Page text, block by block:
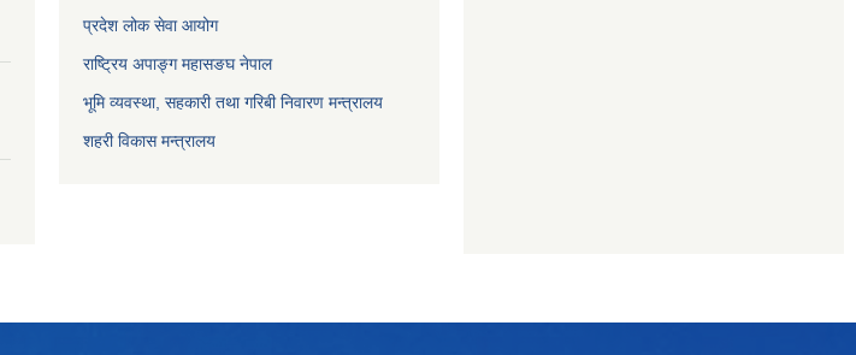
प्रदेश लोक सेवा आयोग
राष्ट्रिय अपाङ्ग महासङघ नेपाल
भूमि व्यवस्था, सहकारी तथा गरिबी निवारण मन्त्रालय
शहरी विकास मन्त्रालय